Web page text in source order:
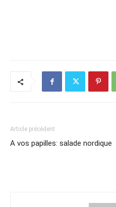
Article précédent
A vos papilles: salade nordique